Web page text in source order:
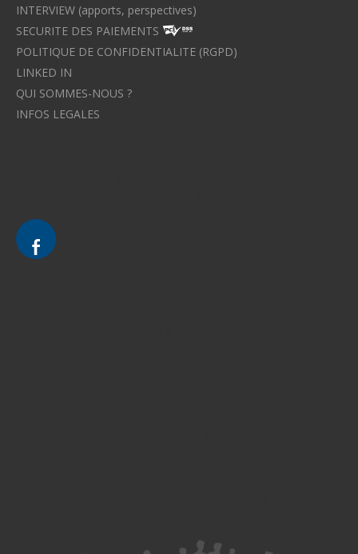
INTERVIEW (apports, perspectives)
SECURITE DES PAIEMENTS
POLITIQUE DE CONFIDENTIALITE (RGPD)
LINKED IN
QUI SOMMES-NOUS ?
INFOS LEGALES